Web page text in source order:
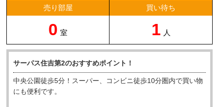
売り部屋
0 室
買い待ち
1 人
サーパス住吉第2のおすすめポイント！
中央公園徒歩5分！スーパー、コンビニ徒歩10分圏内で買い物
にも便利です。